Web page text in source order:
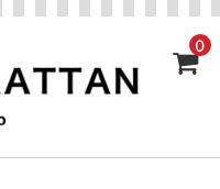
0